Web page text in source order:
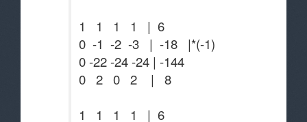
1 1 1 1 | 6
0 -1 -2 -3 | -18 |*(-1)
0 -22 -24 -24 | -144
0 2 0 2 | 8
1 1 1 1 | 6